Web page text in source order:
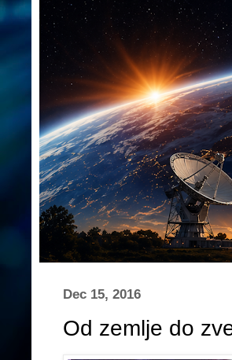
Dec 15, 2016
Od zemlje do